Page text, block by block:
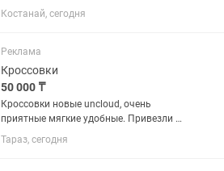
шаг 1: 20000 тенге Освежающий тоник
шаг 2: 18000 тенге Успокаивающий
Ультра питательная маска:...
Костанай, сегодня
Реклама
Кроссовки
50 000 ₸
Кроссовки новые uncloud, очень
приятные мягкие удобные. Привезли в
подарок с США, но размером
ошиблись. Продам торг есть.
Тараз, сегодня